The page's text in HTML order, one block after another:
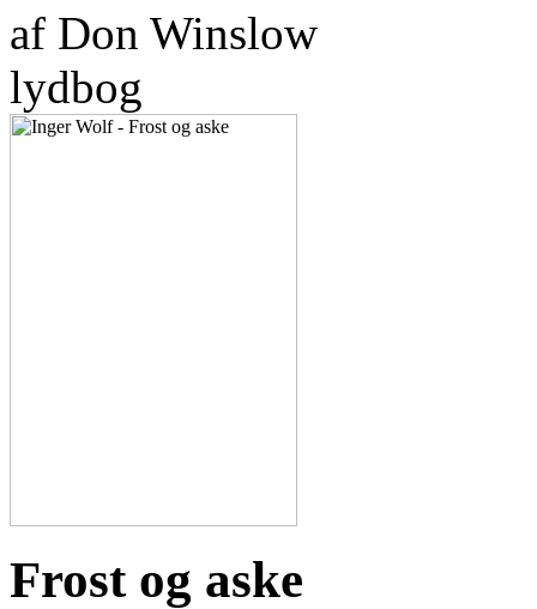
af Don Winslow
lydbog
Frost og aske